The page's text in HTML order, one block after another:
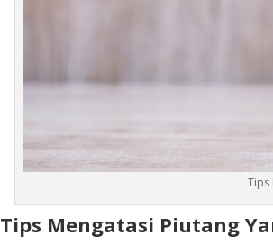
Tips
Tips Mengatasi Piutang